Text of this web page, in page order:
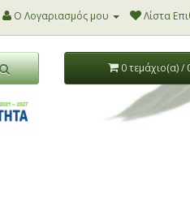
Ο Λογαριασμός μου Λίστα
0 τεμάχιο(α) /